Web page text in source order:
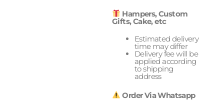
Hampers, Custom
Gifts, Cake, etc
Estimated delivery
time may differ
Delivery fee will be
applied according
to shipping
address
Order Via Whatsapp